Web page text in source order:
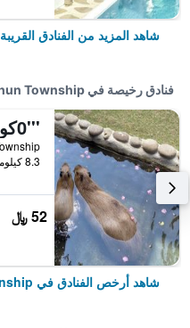
شاهد المزيد من الفنادق القريبة
فنادق رخيصة في Hengchun Township
8.3 كيلومتر عن وسط المدينة
52 ﷼
شاهد أرخص الفنادق في Hengchun Township